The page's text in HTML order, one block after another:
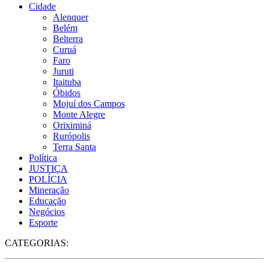
Cidade
Alenquer
Belém
Belterra
Curuá
Faro
Juruti
Itaituba
Óbidos
Mojuí dos Campos
Monte Alegre
Oriximiná
Rurópolis
Terra Santa
Política
JUSTIÇA
POLÍCIA
Mineração
Educação
Negócios
Esporte
CATEGORIAS: